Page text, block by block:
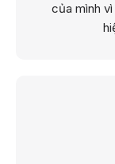
của mình